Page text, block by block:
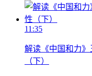
11:35
解读《中国和力
（下）